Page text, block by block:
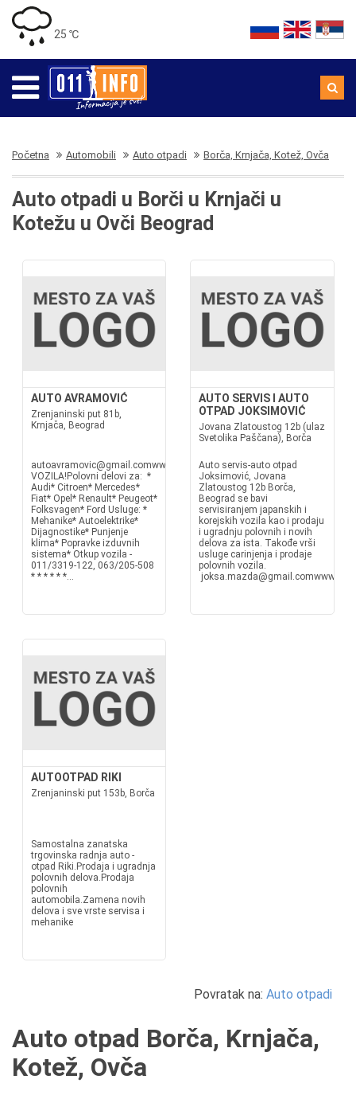
25 ℃
Početna Automobili Auto otpadi Borča, Krnjača, Kotež, Ovča
Auto otpadi u Borči u Krnjači u
Kotežu u Ovči Beograd
AUTO AVRAMOVIĆ
Zrenjaninski put 81b,
Krnjača, Beograd
autoavramovic@gmail.comwww.autoavramovic.comOTKUP
VOZILA!Polovni delovi za: *
Audi* Citroen* Mercedes*
Fiat* Opel* Renault* Peugeot*
Folksvagen* Ford Usluge: *
Mehanike* Autoelektrike*
Dijagnostike* Punjenje
klima* Popravke izduvnih
sistema* Otkup vozila -
011/3319-122, 063/205-508
* * * * * *...
AUTO SERVIS I AUTO
OTPAD JOKSIMOVIĆ
Jovana Zlatoustog 12b (ulaz
Svetolika Paščana), Borča
Auto servis-auto otpad
Joksimović, Jovana
Zlatoustog 12b Borča,
Beograd se bavi
servisiranjem japanskih i
korejskih vozila kao i prodaju
i ugradnju polovnih i novih
delova za ista. Takođe vrši
usluge carinjenja i prodaje
polovnih vozila.
AUTOOTPAD RIKI
Zrenjaninski put 153b, Borča
Samostalna zanatska
trgovinska radnja auto -
otpad Riki.Prodaja i ugradnja
polovnih delova.Prodaja
polovnih
automobila.Zamena novih
delova i sve vrste servisa i
mehanike
Povratak na: Auto otpadi
Auto otpad Borča, Krnjača,
Kotež, Ovča